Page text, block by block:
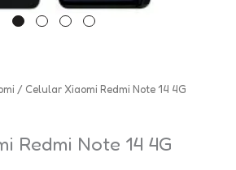
/ Celular Xiaomi Redmi Note 14 4G
Redmi Note 14 4G